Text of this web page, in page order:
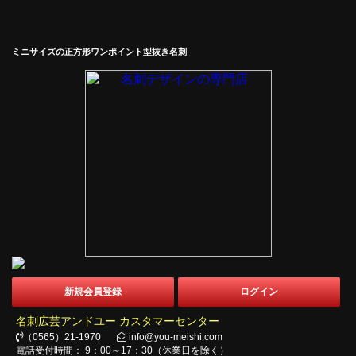
ミニサイズの正方形ワンポイント型抜き名刺
新規会員登録 ログイン
名刺広芸アンドユー カスタマーセンター
（0565）21-1970
info@you-meishi.com
電話受付時間： 9：00～17：30（休業日を除く）